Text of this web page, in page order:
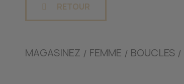
RETOUR
MAGASINEZ FEMME BOUCLES